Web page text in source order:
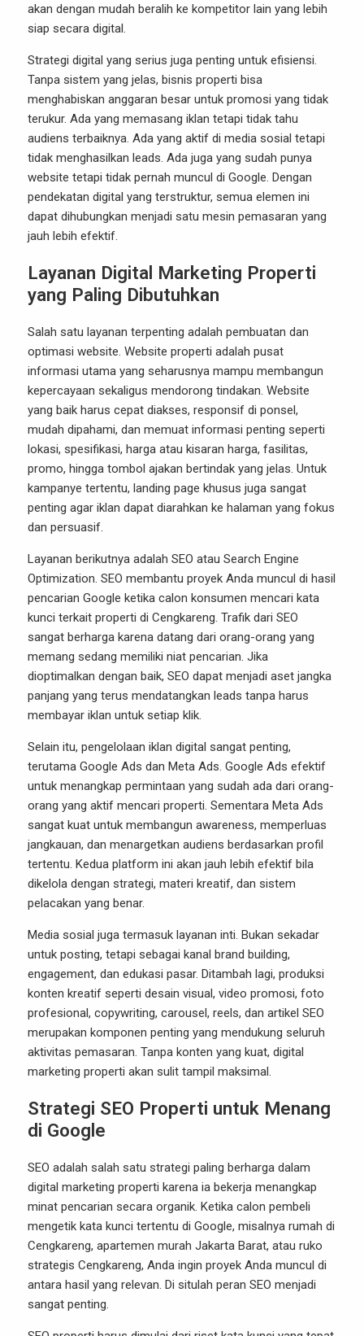
akan dengan mudah beralih ke kompetitor lain yang lebih
siap secara digital.
Strategi digital yang serius juga penting untuk efisiensi.
Tanpa sistem yang jelas, bisnis properti bisa
menghabiskan anggaran besar untuk promosi yang tidak
terukur. Ada yang memasang iklan tetapi tidak tahu
audiens terbaiknya. Ada yang aktif di media sosial tetapi
tidak menghasilkan leads. Ada juga yang sudah punya
website tetapi tidak pernah muncul di Google. Dengan
pendekatan digital yang terstruktur, semua elemen ini
dapat dihubungkan menjadi satu mesin pemasaran yang
jauh lebih efektif.
Layanan Digital Marketing Properti
yang Paling Dibutuhkan
Salah satu layanan terpenting adalah pembuatan dan
optimasi website. Website properti adalah pusat
informasi utama yang seharusnya mampu membangun
kepercayaan sekaligus mendorong tindakan. Website
yang baik harus cepat diakses, responsif di ponsel,
mudah dipahami, dan memuat informasi penting seperti
lokasi, spesifikasi, harga atau kisaran harga, fasilitas,
promo, hingga tombol ajakan bertindak yang jelas. Untuk
kampanye tertentu, landing page khusus juga sangat
penting agar iklan dapat diarahkan ke halaman yang fokus
dan persuasif.
Layanan berikutnya adalah SEO atau Search Engine
Optimization. SEO membantu proyek Anda muncul di hasil
pencarian Google ketika calon konsumen mencari kata
kunci terkait properti di Cengkareng. Trafik dari SEO
sangat berharga karena datang dari orang-orang yang
memang sedang memiliki niat pencarian. Jika
dioptimalkan dengan baik, SEO dapat menjadi aset jangka
panjang yang terus mendatangkan leads tanpa harus
membayar iklan untuk setiap klik.
Selain itu, pengelolaan iklan digital sangat penting,
terutama Google Ads dan Meta Ads. Google Ads efektif
untuk menangkap permintaan yang sudah ada dari orang-
orang yang aktif mencari properti. Sementara Meta Ads
sangat kuat untuk membangun awareness, memperluas
jangkauan, dan menargetkan audiens berdasarkan profil
tertentu. Kedua platform ini akan jauh lebih efektif bila
dikelola dengan strategi, materi kreatif, dan sistem
pelacakan yang benar.
Media sosial juga termasuk layanan inti. Bukan sekadar
untuk posting, tetapi sebagai kanal brand building,
engagement, dan edukasi pasar. Ditambah lagi, produksi
konten kreatif seperti desain visual, video promosi, foto
profesional, copywriting, carousel, reels, dan artikel SEO
merupakan komponen penting yang mendukung seluruh
aktivitas pemasaran. Tanpa konten yang kuat, digital
marketing properti akan sulit tampil maksimal.
Strategi SEO Properti untuk Menang
di Google
SEO adalah salah satu strategi paling berharga dalam
digital marketing properti karena ia bekerja menangkap
minat pencarian secara organik. Ketika calon pembeli
mengetik kata kunci tertentu di Google, misalnya rumah di
Cengkareng, apartemen murah Jakarta Barat, atau ruko
strategis Cengkareng, Anda ingin proyek Anda muncul di
antara hasil yang relevan. Di situlah peran SEO menjadi
sangat penting.